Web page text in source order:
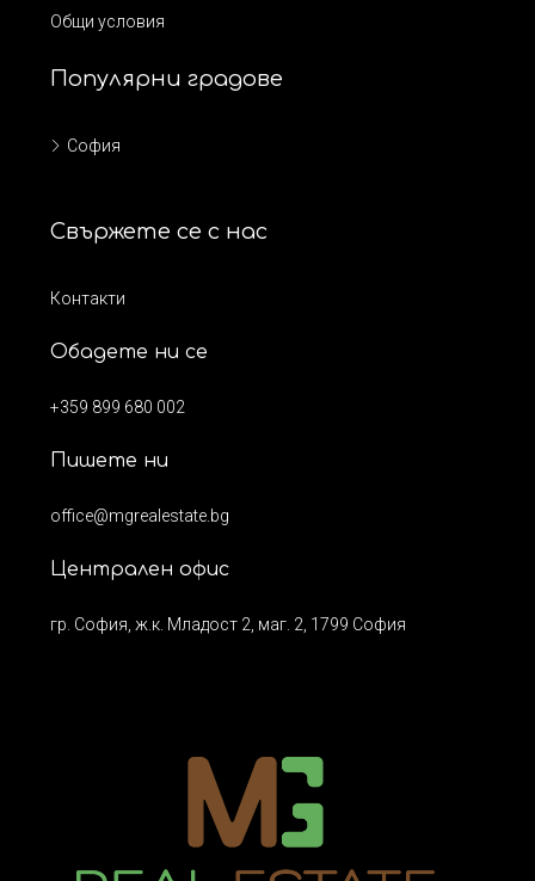
Общи условия
Популярни градове
София
Свържете се с нас
Контакти
Обадете ни се
+359 899 680 002
Пишете ни
office@mgrealestate.bg
Централен офис
гр. София, ж.к. Младост 2, маг. 2, 1799 София